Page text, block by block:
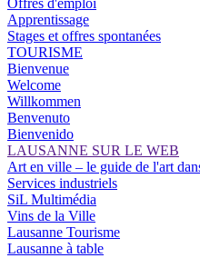
Offres d'emploi
Apprentissage
Stages et offres spontanées
TOURISME
Bienvenue
Welcome
Willkommen
Benvenuto
Bienvenido
LAUSANNE SUR LE WEB
Art en ville – le guide de l'art
Services industriels
SiL Multimédia
Vins de la Ville
Lausanne Tourisme
Lausanne à table